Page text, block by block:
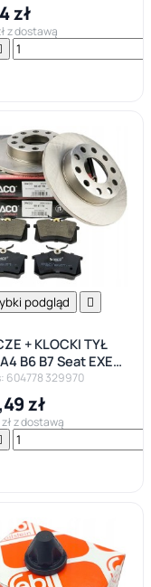

zł
z dostawą

Do
podgląd 
+ KLOCKI TYŁ
B6 B7 Seat EXEO
604778 329970
zł
zł z dostawą